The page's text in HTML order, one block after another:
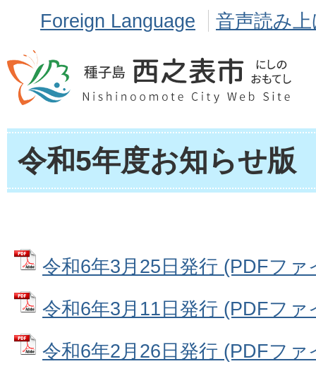
Foreign Language 音声読み
令和5年度お知らせ版
令和6年3月25日発行 (PDFファ
令和6年3月11日発行 (PDFファ
令和6年2月26日発行 (PDFファ